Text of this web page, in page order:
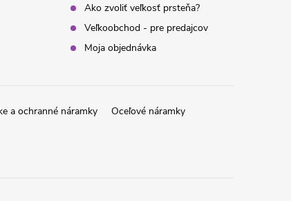
Ako zvoliť veľkosť prsteňa?
Veľkoobchod - pre predajcov
Moja objednávka
a ochranné náramky Oceľové náramky